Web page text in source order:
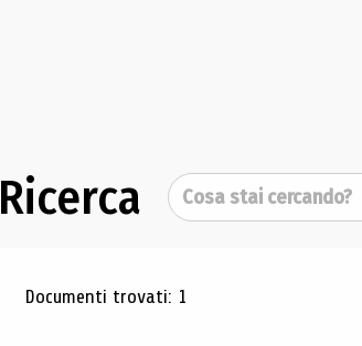
Ricerca Cerca
Risultati di ricerca
Documenti trovati: 1